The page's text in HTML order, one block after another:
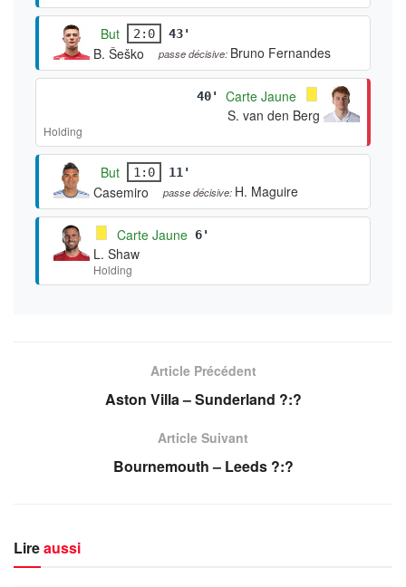
But 2:0 43'
B. Šeško passe décisive: Bruno Fernandes
40'
Carte Jaune
S. van den Berg
Holding
But 1:0 11'
Casemiro passe décisive: H. Maguire
Carte Jaune 6'
L. Shaw
Holding
Article Précédent
Aston Villa – Sunderland ?:?
Article Suivant
Bournemouth – Leeds ?:?
Lireaussi